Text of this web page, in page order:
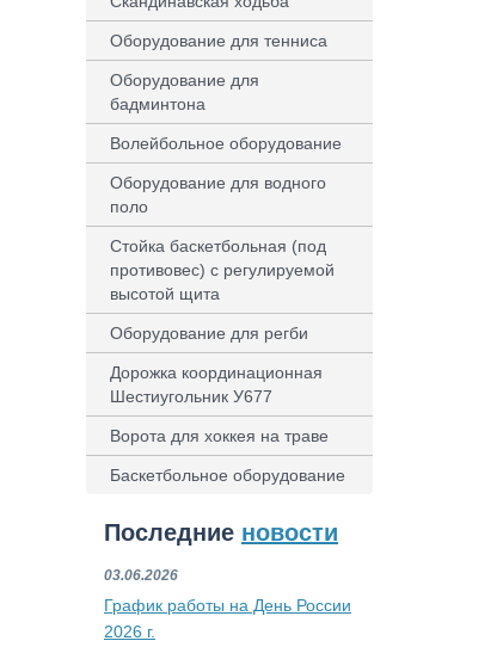
Оборудование для тенниса
Оборудование для
бадминтона
Волейбольное оборудование
Оборудование для водного
поло
Стойка баскетбольная (под
противовес) с регулируемой
высотой щита
Оборудование для регби
Дорожка координационная
Шестиугольник У677
Ворота для хоккея на траве
Баскетбольное оборудование
Последние новости
03.06.2026
График работы на День России
2026 г.